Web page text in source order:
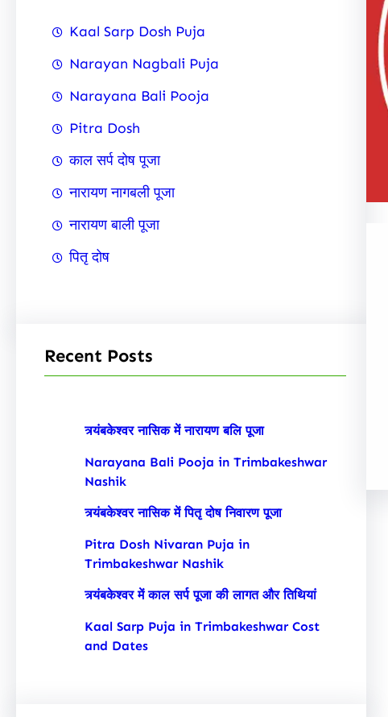
Kaal Sarp Dosh Puja
Narayan Nagbali Puja
Narayana Bali Pooja
Pitra Dosh
काल सर्प दोष पूजा
नारायण नागबली पूजा
नारायण बाली पूजा
पितृ दोष
Recent Posts
त्र्यंबकेश्वर नासिक में नारायण बलि पूजा
Narayana Bali Pooja in Trimbakeshwar
Nashik
त्र्यंबकेश्वर नासिक में पितृ दोष निवारण पूजा
Pitra Dosh Nivaran Puja in
Trimbakeshwar Nashik
त्र्यंबकेश्वर में काल सर्प पूजा की लागत और तिथियां
Kaal Sarp Puja in Trimbakeshwar Cost
and Dates